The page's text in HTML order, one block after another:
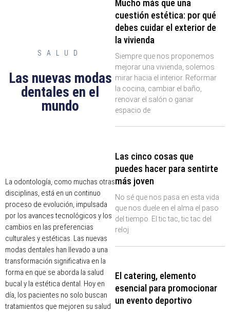
SALUD
Las nuevas modas
dentales en el
mundo
La odontología, como muchas otras
disciplinas, está en un continuo
proceso de evolución, impulsada
por los avances tecnológicos y los
cambios en las preferencias
culturales y estéticas. Las nuevas
modas dentales han llevado a una
transformación significativa en la
forma en que se aborda la salud
bucal y la estética dental. Hoy en
día, los pacientes no solo buscan
tratamientos que mejoren su salud
Mucho más que una
cuestión estética: por qué
debes cuidar el exterior de
la vivienda
Siempre que nos proponemos
mejorar una vivienda, solemos
mirar hacia el interior. Reformar
la cocina, cambiar el baño,
renovar el salón o ganar
espacio de
Las cinco cosas que
puedes hacer para sentirte
más joven
No sé que nos pasa en esta vida
que nos duele en el alma el paso
del tiempo. El tic tac, tic tac del
reloj
El catering, elemento
esencial para promocionar
un evento deportivo